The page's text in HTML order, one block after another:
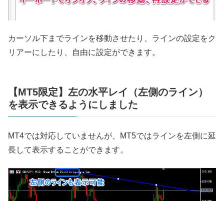
カーソル下までラインを移動させたり、ラインの設定をク
リアーにしたり、自由に設定ができます。
【MT5限定】左の水平レイ（左側のライン）
を表示できるようにしました
MT4では対応していませんが、MT5ではラインを左側に延
長して表示することができます。